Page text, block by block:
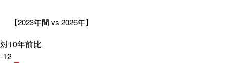
【2023年間 vs 2026年】
対10年前比
-12